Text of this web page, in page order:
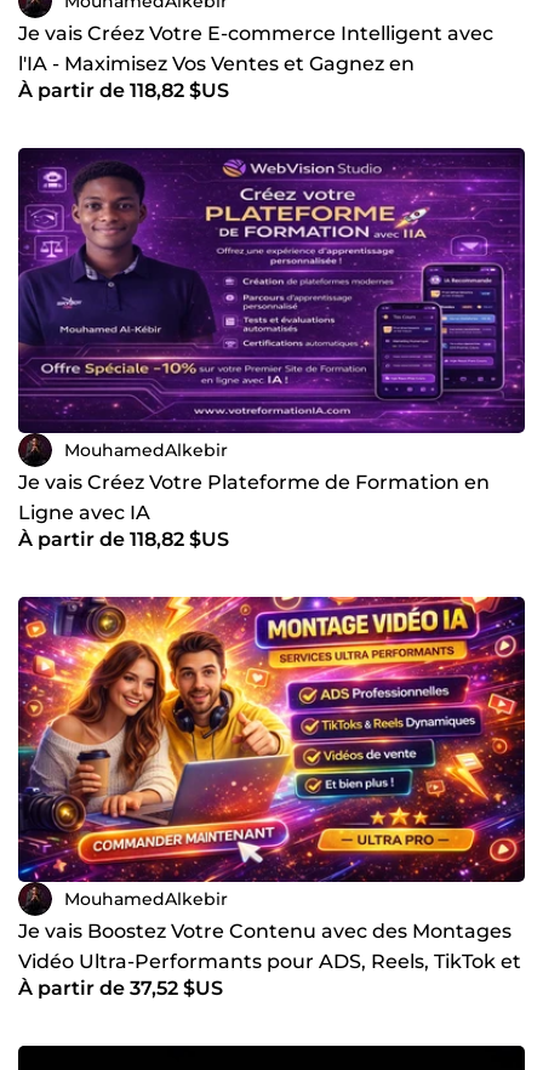
Je vais Créez Votre E-commerce Intelligent avec
l'IA - Maximisez Vos Ventes et Gagnez en
Autonomie
À partir de 118,82 $US
MouhamedAlkebir
Je vais Créez Votre Plateforme de Formation en
Ligne avec IA
À partir de 118,82 $US
MouhamedAlkebir
Je vais Boostez Votre Contenu avec des Montages
Vidéo Ultra-Performants pour ADS, Reels, TikTok et
Plus
À partir de 37,52 $US